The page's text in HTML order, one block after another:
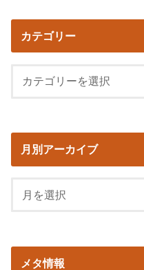
カテゴリー
月別アーカイブ
メタ情報